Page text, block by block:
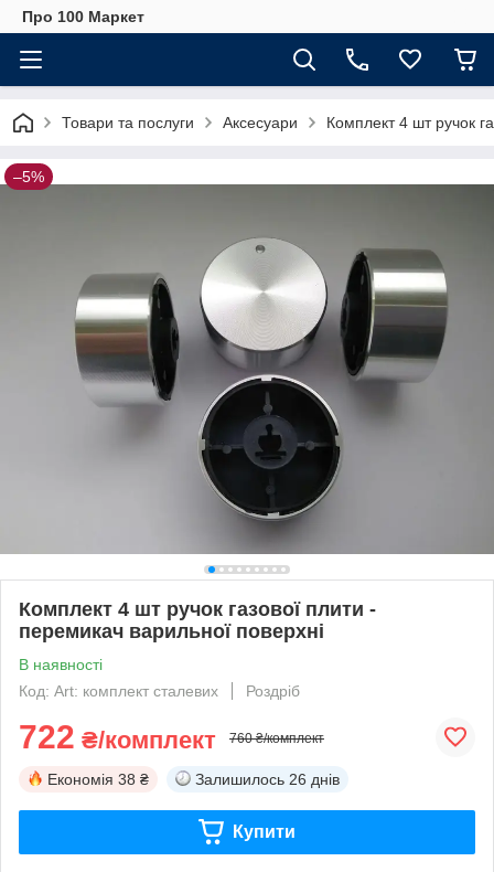
Про 100 Маркет
Товари та послуги Аксесуари Комплект 4 шт ручок
–5%
Комплект 4 шт ручок газової плити -
перемикач варильної поверхні
В наявності
Код: Art: комплект сталевих
Роздріб
722 ₴/комплект 760 ₴/комплект
Економія 38 ₴ Залишилось 26 днів
Купити